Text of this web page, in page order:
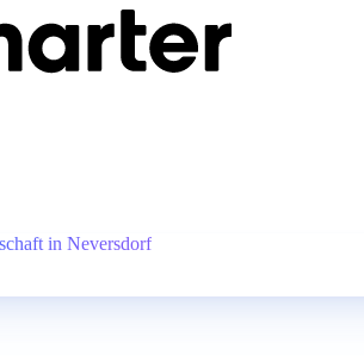
in Neversdorf